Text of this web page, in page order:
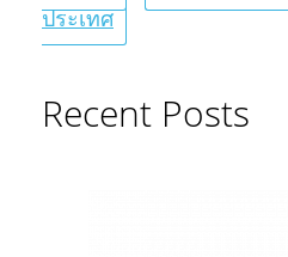
ประเทศ
Recent Posts